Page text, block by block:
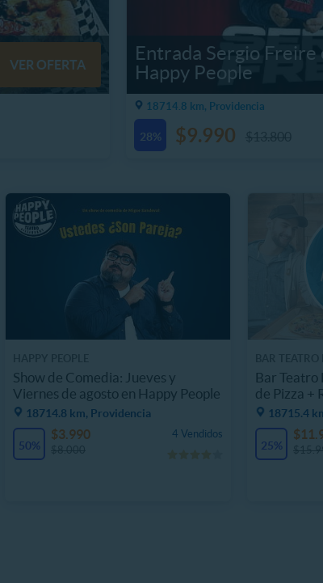
VER OFERTA
Entrada Sergio Freire
Happy People
18714.8 km, Providencia
28% $9.990
Show de Comedia: Jueves y
Viernes de agosto en Happy People
18714.8 km, Providencia
50%
4 Vendidos
$3.990
Bar Teatro
de Pizza +
18715.4
25%